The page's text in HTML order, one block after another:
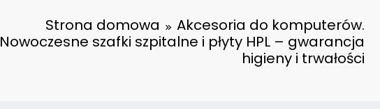
Strona domowa
Akcesoria do komputerów.
Nowoczesne szafki szpitalne i płyty HPL – gwarancja
higieny i trwałości